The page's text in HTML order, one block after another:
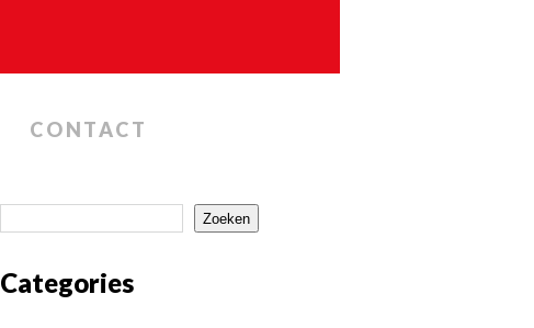
CONTACT
Zoeken
Categories